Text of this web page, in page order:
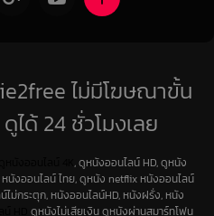
ไม่มีโฆษณาขั้น
ได้ 24 ชั่วโมงเลย
, ดูหนังออนไลน์ HD, ดูหนัง
นังออนไลน์ ไทย, ดูหนัง netflix หนังออนไลน์
ม่กระตุก, หนังออนไลน์HD, หนังฝรั่ง, หนัง
ดูหนังไม่เสียเงิน ดูหนังผ่านสมาร์ทโฟน